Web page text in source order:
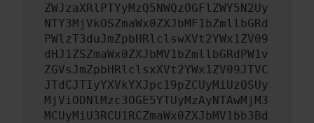
ZWJzaXRlPTYyMzQ5NWQzOGFlZWY5N2Uy
NTY3MjVkOSZmaWx0ZXJbMF1bZmllbGRd
PWlzT3duJmZpbHRlclswXVt2YWx1ZV09
dHJ1ZSZmaWx0ZXJbMV1bZmllbGRdPW1v
ZGVsJmZpbHRlclsxXVt2YWx1ZV09JTVC
JTdCJTIyYXVkYXJpc19pZCUyMiUzQSUy
MjViODNlMzc3OGE5YTUyMzAyNTAwMjM3
MCUyMiU3RCU1RCZmaWx0ZXJbMV1bb3Bd